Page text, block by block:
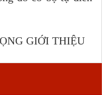
GIỚI THIỆU